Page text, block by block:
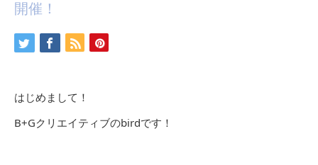
開催！
はじめまして！
B+Gクリエイティブのbirdです！